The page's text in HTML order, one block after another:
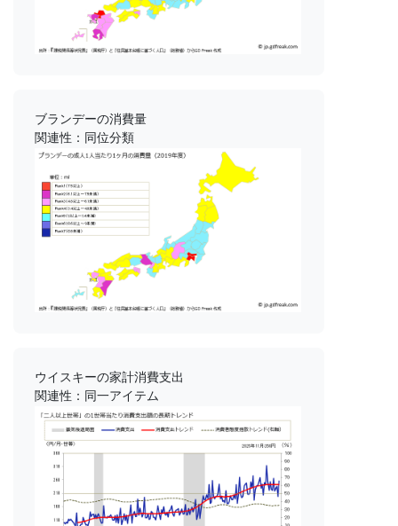
ブランデーの消費量
関連性：同位分類
ウイスキーの家計消費支出
関連性：同一アイテム